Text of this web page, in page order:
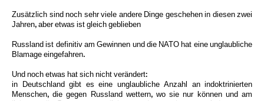
Zusätzlich sind noch sehr viele andere Dinge geschehen in diesen zwei
Jahren, aber etwas ist gleich geblieben
Russland ist definitiv am Gewinnen und die NATO hat eine unglaubliche
Blamage eingefahren.
Und noch etwas hat sich nicht verändert:
in Deutschland gibt es eine unglaubliche Anzahl an indoktrinierten
Menschen, die gegen Russland wettern, wo sie nur können und am